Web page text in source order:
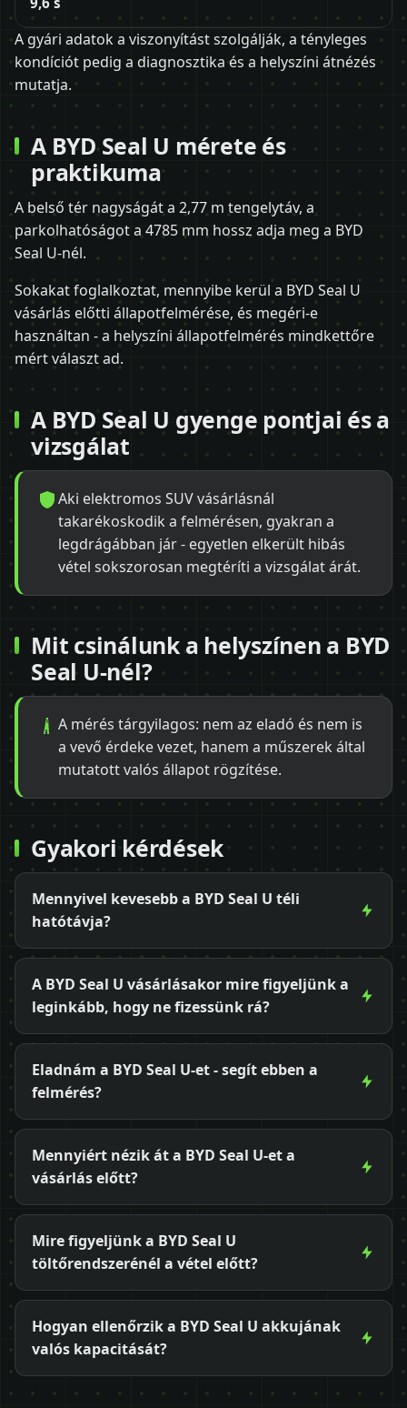
A gyári adatok a viszonyítást szolgálják, a tényleges
kondíciót pedig a diagnosztika és a helyszíni átnézés
mutatja.
A BYD Seal U mérete és
praktikuma
A belső tér nagyságát a 2,77 m tengelytáv, a
parkolhatóságot a 4785 mm hossz adja meg a BYD
Seal U-nél.
Sokakat foglalkoztat, mennyibe kerül a BYD Seal U
vásárlás előtti állapotfelmérése, és megéri-e
használtan - a helyszíni állapotfelmérés mindkettőre
mért választ ad.
A BYD Seal U gyenge pontjai és a
vizsgálat
Aki elektromos SUV vásárlásnál
takarékoskodik a felmérésen, gyakran a
legdrágábban jár - egyetlen elkerült hibás
vétel sokszorosan megtéríti a vizsgálat árát.
Mit csinálunk a helyszínen a BYD
Seal U-nél?
A mérés tárgyilagos: nem az eladó és nem is
a vevő érdeke vezet, hanem a műszerek által
mutatott valós állapot rögzítése.
Gyakori kérdések
Mennyivel kevesebb a BYD Seal U téli
hatótávja?
A BYD Seal U vásárlásakor mire figyeljünk a
leginkább, hogy ne fizessünk rá?
Eladnám a BYD Seal U-et - segít ebben a
felmérés?
Mennyiért nézik át a BYD Seal U-et a
vásárlás előtt?
Mire figyeljünk a BYD Seal U
töltőrendszerénél a vétel előtt?
Hogyan ellenőrzik a BYD Seal U akkujának
valós kapacitását?